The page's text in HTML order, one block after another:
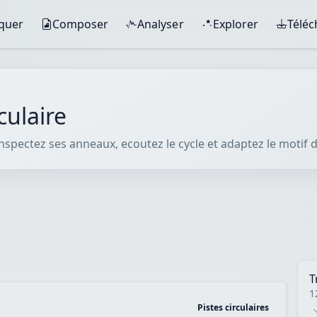
Composer Analyser Explorer
ses anneaux, ecoutez le cycle et adaptez le motif
Pistes circulaires